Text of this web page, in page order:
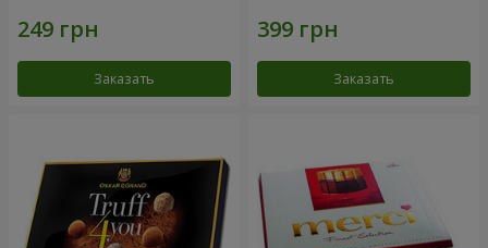
Заказать Заказать